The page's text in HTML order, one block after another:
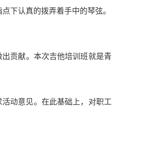
下认真的拨弄着手中的琴弦。
贡献。本次吉他培训班就是青
动意见。在此基础上，对职工